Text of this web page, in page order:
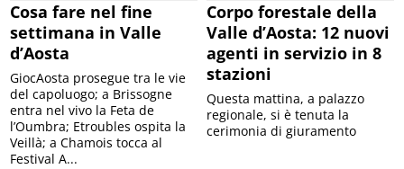
Cosa fare nel fine
settimana in Valle
d’Aosta
GiocAosta prosegue tra le vie
del capoluogo; a Brissogne
entra nel vivo la Feta de
l’Oumbra; Etroubles ospita la
Veillà; a Chamois tocca al
Festival A...
Corpo forestale della
Valle d’Aosta: 12 nuovi
agenti in servizio in 8
stazioni
Questa mattina, a palazzo
regionale, si è tenuta la
cerimonia di giuramento